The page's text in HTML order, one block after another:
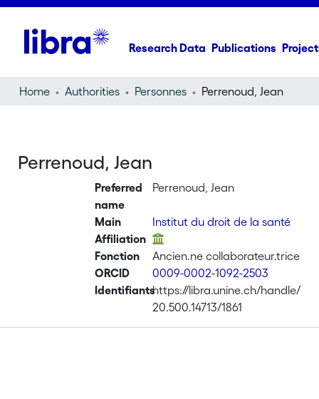
Research Data Publications
Home Authorities Personnes Perrenoud, Jean
Perrenoud, Jean
Preferred
name
Perrenoud, Jean
Main
Affiliation
Institut du droit de la santé
Fonction
Ancien.ne collaborateur.trice
ORCID
0009-0002-1092-2503
Identifiantshttps://libra.unine.ch/handle/
20.500.14713/1861